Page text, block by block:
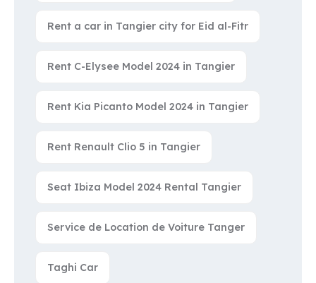
Rent a car in Tangier city for Eid al-Fitr
Rent C-Elysee Model 2024 in Tangier
Rent Kia Picanto Model 2024 in Tangier
Rent Renault Clio 5 in Tangier
Seat Ibiza Model 2024 Rental Tangier
Service de Location de Voiture Tanger
Taghi Car